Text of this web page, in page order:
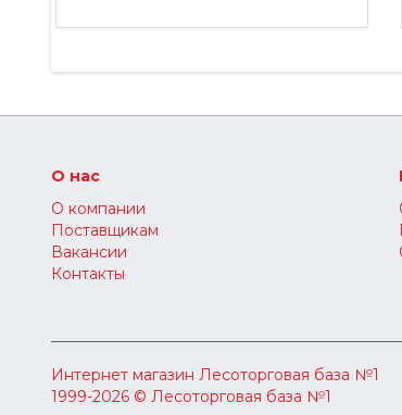
О нас
О компании
Поставщикам
Вакансии
Контакты
Интернет магазин Лесоторговая база №1
1999-2026 © Лесоторговая база №1